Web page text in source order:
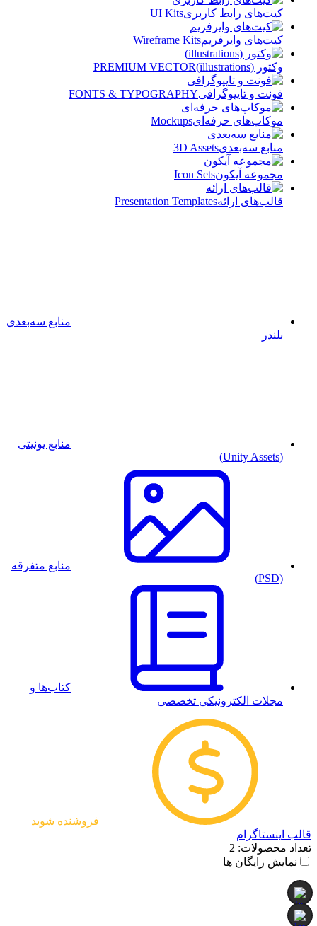
کیت‌های رابط کاربریUI Kits
کیت‌های وایرفریمWireframe Kits
وکتور (illustrations) PREMIUM VECTOR
فونت و تایپوگرافیFONTS & TYPOGRAPHY
موکاپ‌های حرفه‌ایMockups
منابع سه‌بعدی3D Assets
مجموعه آیکون‌Icon Sets
قالب‌های ارائهPresentation Templates
منابع سه‌بعدی
بلندر
منابع یونیتی
(Unity Assets)
منابع متفرقه
(PSD)
کتاب‌ها و
مجلات الکترونیکی تخصصی
فروشنده شوید
قالب اینستاگرام
تعداد محصولات: 2
نمایش رایگان ها